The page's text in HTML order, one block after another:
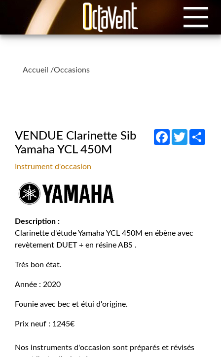
Accueil /Occasions
Facebook
Twitter
VENDUE Clarinette Sib
Yamaha YCL 450M
Instrument d'occasion
Description :
Clarinette d'étude Yamaha YCL 450M en ébène avec
revètement DUET + en résine ABS .
Très bon état.
Année : 2020
Founie avec bec et étui d'origine.
Prix neuf : 1245€
Nos instruments d'occasion sont préparés et révisés